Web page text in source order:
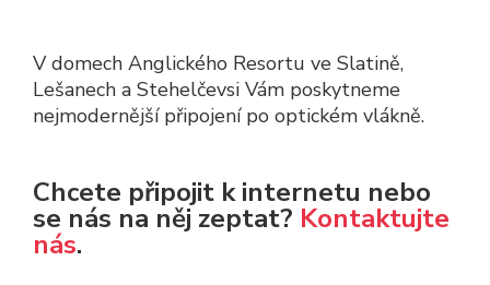
V domech Anglického Resortu ve Slatině,
Lešanech a Stehelčevsi Vám poskytneme
nejmodernější připojení po optickém vlákně.
Chcete připojit k internetu nebo
se nás na něj zeptat? Kontaktujte
nás.